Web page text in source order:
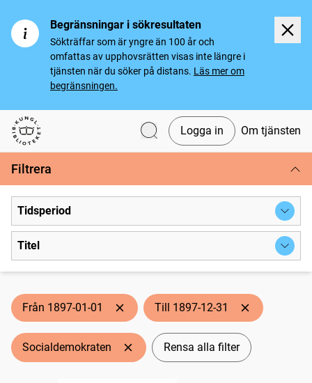
Begränsningar i sökresultaten
Sökträffar som är yngre än 100 år och
omfattas av upphovsrätten visas inte längre i
tjänsten när du söker på distans. Läs mer om
begränsningen.
Svenska tidningar
Logga in Om tjänsten
Filtrera
Tidsperiod
Titel
Från 1897-01-01 Till 1897-12-31
Socialdemokraten Rensa alla filter